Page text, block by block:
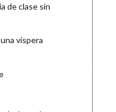
de clase sin
víspera